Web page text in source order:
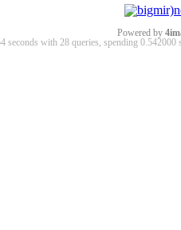
Powered by
seconds with 28 queries, spending